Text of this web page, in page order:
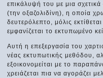
επικάλυψή του με μια
(την οξαζολιδίνη), η οποία
δευτερόλεπτο, μόλις
εμφανίζεται το εκτυπωμένο
Αυτή η επεξεργασία του
νέας εκτυπωτικής μεθόδου,
εξοικονομείται με το
χρειάζεται πια να αγοράζει